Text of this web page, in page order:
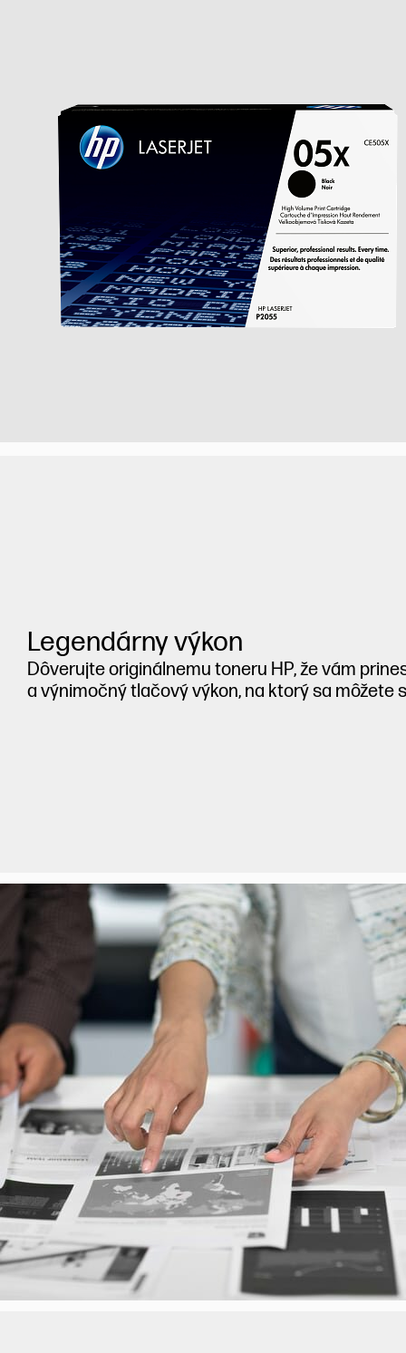
Legendárny výkon
Dôverujte originálnemu toneru HP, že vám
a výnimočný tlačový výkon, na ktorý sa môžete